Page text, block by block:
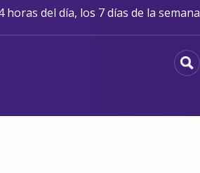
horas del día, los 7 días de la semana